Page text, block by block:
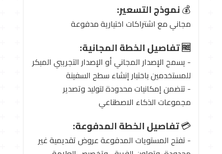
💰نموذج التسعير:
مجاني مع اشتراكات اختيارية مدفوعة
🆓 تفاصيل الخطة المجانية:
- يسمح الإصدار المجاني أو الإصدار التجريبي المبكر
للمستخدمين باختبار إنشاء سطح السفينة
- تتضمن إمكانيات محدودة لتوليد وتصدير
مجموعات الذكاء الاصطناعي
💳تفاصيل الخطة المدفوعة:
- تفتح المستويات المدفوعة عروض تقديمية غير